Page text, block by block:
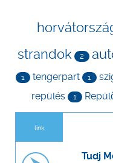
strandok 2
1 tengerpart 1
repülés 1
link
Tudj